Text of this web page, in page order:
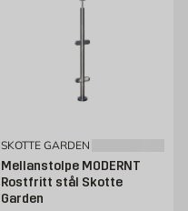
SKOTTE GARDEN
Mellanstolpe MODERNT
Rostfritt stål Skotte
Garden